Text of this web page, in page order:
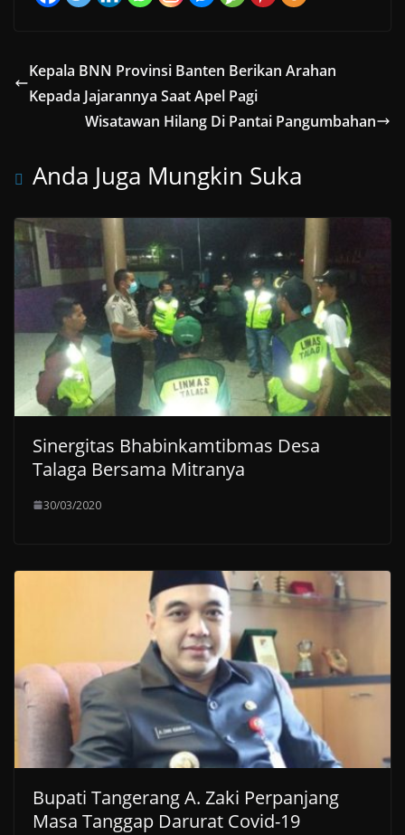
Kepala BNN Provinsi Banten Berikan Arahan
Kepada Jajarannya Saat Apel Pagi
Wisatawan Hilang Di Pantai Pangumbahan
Anda Juga Mungkin Suka
Sinergitas Bhabinkamtibmas Desa
Talaga Bersama Mitranya
30/03/2020
Bupati Tangerang A. Zaki Perpanjang
Masa Tanggap Darurat Covid-19